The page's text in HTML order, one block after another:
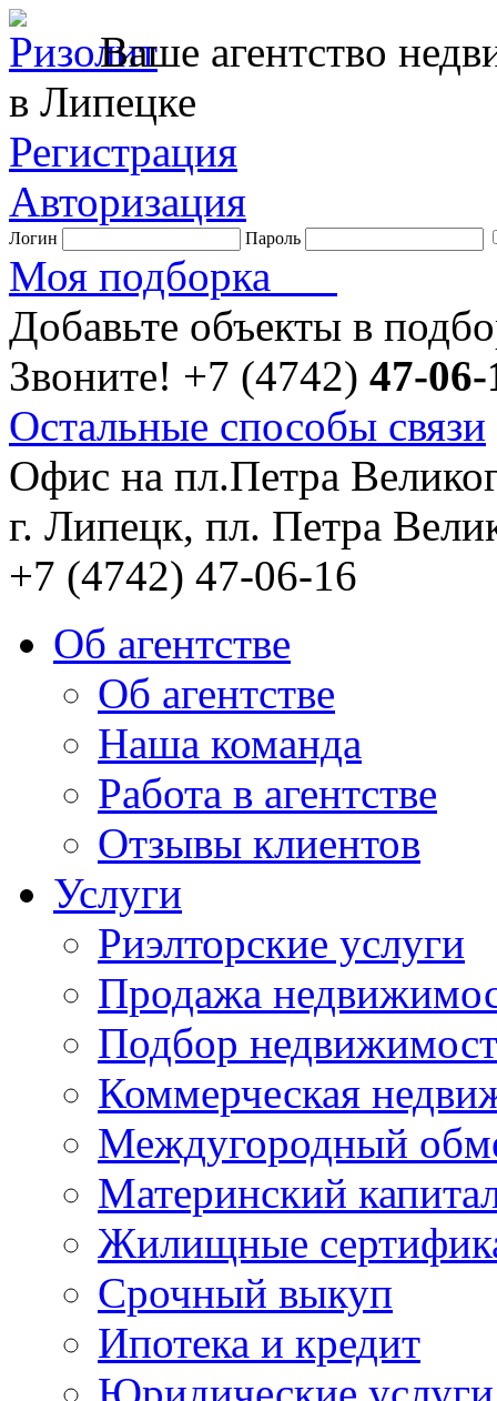
Ваше агентство
в Липецке
Регистрация
Авторизация
Логин Пароль
Моя подборка
Добавьте объекты в
Звоните! +7 (4742) 47-06-
Остальные способы связи
Офис на пл.Петра
г. Липецк, пл. Петра
+7 (4742) 47-06-16
Об агентстве
Об агентстве
Наша команда
Работа в агентстве
Отзывы клиентов
Услуги
Риэлторские услуги
Продажа
Подбор
Коммерческая
Междугородный
Материнский
Жилищные
Срочный выкуп
Ипотека и кредит